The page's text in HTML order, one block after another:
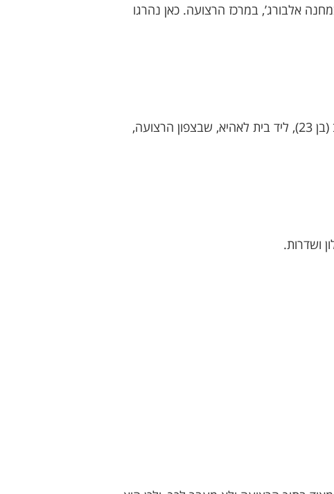
אלבורג’, במרכז הרצועה. כאן נהרגו
טיל נרה מן האוויר לעבר מכונית בכיר בארגוני הטרור, האני זערב (בן 23), ליד בית לאהיא, שבצפון הרצועה,
ושדרות.